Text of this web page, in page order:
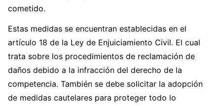
cometido.
Estas medidas se encuentran establecidas en el
artículo 18 de la Ley de Enjuiciamiento Civil. El cual
trata sobre los procedimientos de reclamación de
daños debido a la infracción del derecho de la
competencia. También se debe solicitar la adopción
de medidas cautelares para proteger todo lo